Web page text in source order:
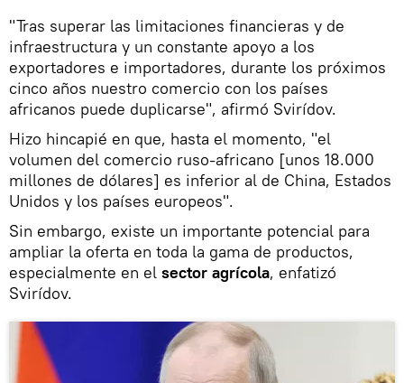
"Tras superar las limitaciones financieras y de
infraestructura y un constante apoyo a los
exportadores e importadores, durante los próximos
cinco años nuestro comercio con los países
africanos puede duplicarse", afirmó Svirídov.
Hizo hincapié en que, hasta el momento, "el
volumen del comercio ruso-africano [unos 18.000
millones de dólares] es inferior al de China, Estados
Unidos y los países europeos".
Sin embargo, existe un importante potencial para
ampliar la oferta en toda la gama de productos,
especialmente en el sector agrícola, enfatizó
Svirídov.